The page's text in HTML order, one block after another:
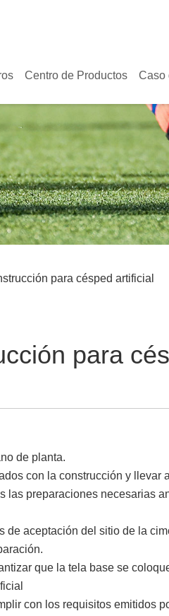
Centro de Productos Caso
para césped artificial
para
de planta.
con la construcción y
las preparaciones necesarias
aceptación del sitio de la
que la tela base se
con los requisitos emitidos